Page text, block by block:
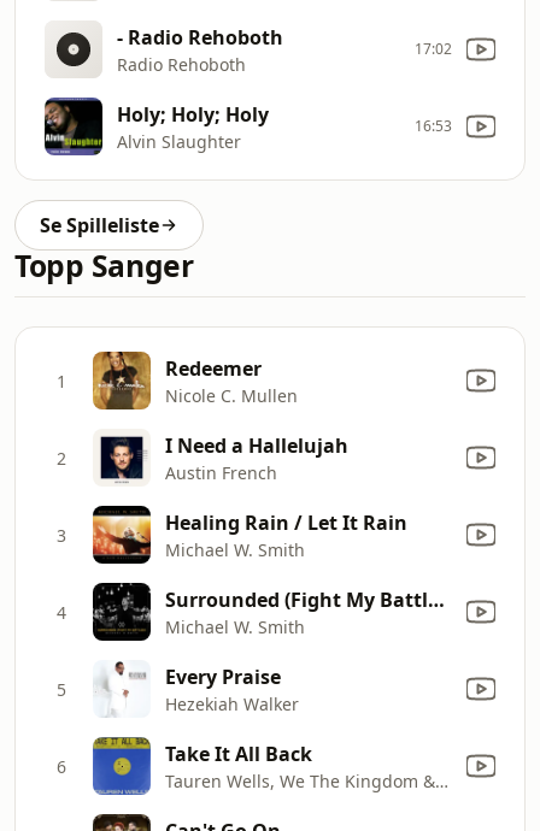
- Radio Rehoboth
Radio Rehoboth
17:02
Holy; Holy; Holy
Alvin Slaughter
16:53
Se Spilleliste
Topp Sanger
1 Redeemer
Nicole C. Mullen
2 I Need a Hallelujah
Austin French
3 Healing Rain / Let It Rain
Michael W. Smith
4 Surrounded (Fight My Battles)
Michael W. Smith
5 Every Praise
Hezekiah Walker
6 Take It All Back
Tauren Wells, We The Kingdom & Davies.